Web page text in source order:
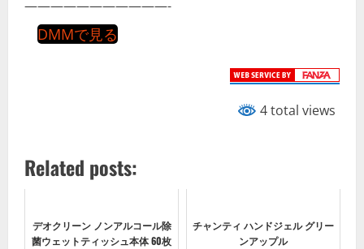
———————————-
DMMで見る
4 total views
Related posts:
デオクリーン ノンアルコール除
菌ウェットティッシュ本体 60枚
チャンティ ハンドジェル グリー
ンアップル